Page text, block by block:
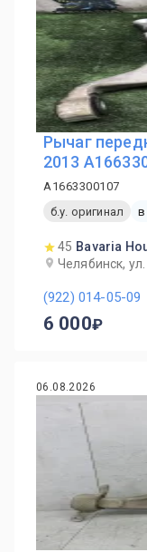
Рычаг
2013
A1663300107
б.у. оригинал
в
45 Bavaria
Челябинск,
(922) 014-05-09
6 000
06.08.2026